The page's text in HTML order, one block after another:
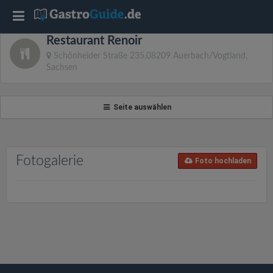
Restaurant Renoir
Schönheider Straße 235,08209 Auerbach/Vogtland,
Sachsen
Seite auswählen
Fotogalerie Foto hochladen
T
o